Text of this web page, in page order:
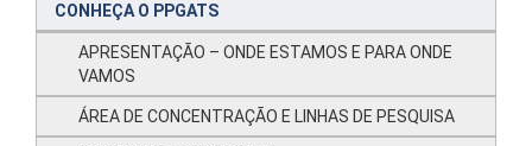
CONHEÇA O PPGATS
APRESENTAÇÃO – ONDE ESTAMOS E PARA ONDE
VAMOS
ÁREA DE CONCENTRAÇÃO E LINHAS DE PESQUISA